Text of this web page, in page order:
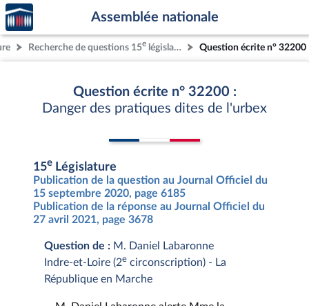
Aller au contenu
Aller en bas de la page
Accèder
à la
page
d'accueil
Assemblée nationale
Recherche de questions 15e législature Question écrite n° 32200
Question écrite n° 32200 :
Danger des pratiques dites de l'urbex
15e Législature
Publication de la question au Journal Officiel du
15 septembre 2020, page 6185
Publication de la réponse au Journal Officiel du
27 avril 2021, page 3678
Question de : M. Daniel Labaronne
Indre-et-Loire (2e circonscription) - La
République en Marche